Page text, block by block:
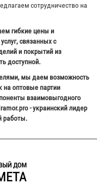
сотрудничество на
гибкие цены и
связанных с
и покрытий из
доступной.
мы даем возможность
на оптовые партии
взаимовыгодного
- украинский лидер
работы.